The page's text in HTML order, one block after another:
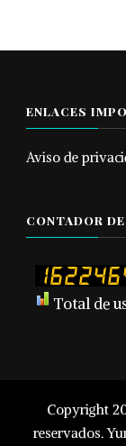
ENLACES
Aviso de
CONTADOR
Total de
Copyright
reservados.